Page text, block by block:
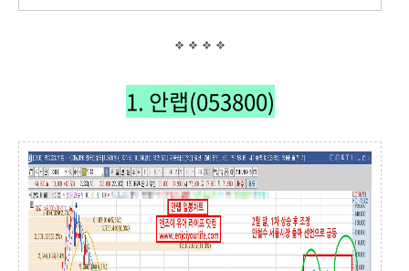
1. 안랩(053800)